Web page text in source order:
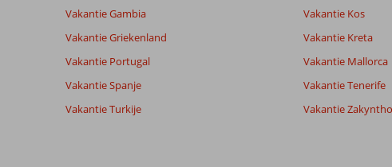
Vakantie Gambia
Vakantie Griekenland
Vakantie Portugal
Vakantie Spanje
Vakantie Turkije
Vakantie Kos
Vakantie Kreta
Vakantie Mallorca
Vakantie Tenerife
Vakantie